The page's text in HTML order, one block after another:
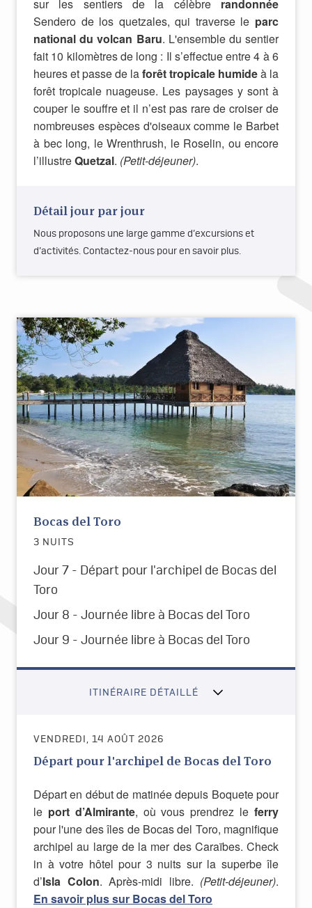
sur les sentiers de la célèbre randonnée
Sendero de los quetzales, qui traverse le parc
national du volcan Baru. L'ensemble du sentier
fait 10 kilomètres de long : Il s’effectue entre 4 à 6
heures et passe de laforêt tropicale humideà la
forêt tropicale nuageuse. Les paysages y sont à
couper le souffre et il n’est pas rare de croiser de
nombreuses espèces d'oiseaux comme le Barbet
à bec long, le Wrenthrush, le Roselin, ou encore
l’illustreQuetzal. (Petit-déjeuner).
Détail jour par jour
Nous proposons une large gamme d’excursions et
d’activités. Contactez-nous pour en savoir plus.
Bocas del Toro
3 NUITS
Jour 7 - Départ pour l'archipel de Bocas del
Toro
Jour 8 - Journée libre à Bocas del Toro
Jour 9 - Journée libre à Bocas del Toro
ITINÉRAIRE DÉTAILLÉ
VENDREDI, 14 AOÛT 2026
Départ pour l'archipel de Bocas del Toro
Départ en début de matinée depuis Boquete pour
le port d’Almirante, où vous prendrez leferry
pour l'une des îles de Bocas del Toro, magnifique
archipel au large de la mer des Caraïbes. Check
in à votre hôtel pour 3 nuits sur la superbe île
d’Isla Colon. Après-midi libre. (Petit-déjeuner).
En savoir plus sur Bocas del Toro